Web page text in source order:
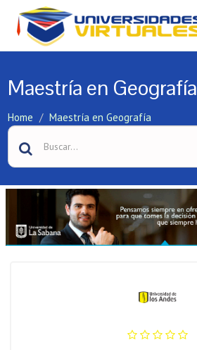
Maestría en Geografía
Home Maestría en Geografía